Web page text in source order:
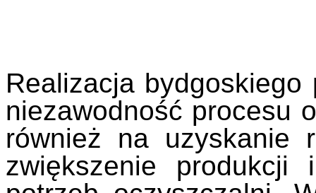
Realizacja
niezawodność procesu
również na uzyskanie
zwiększenie